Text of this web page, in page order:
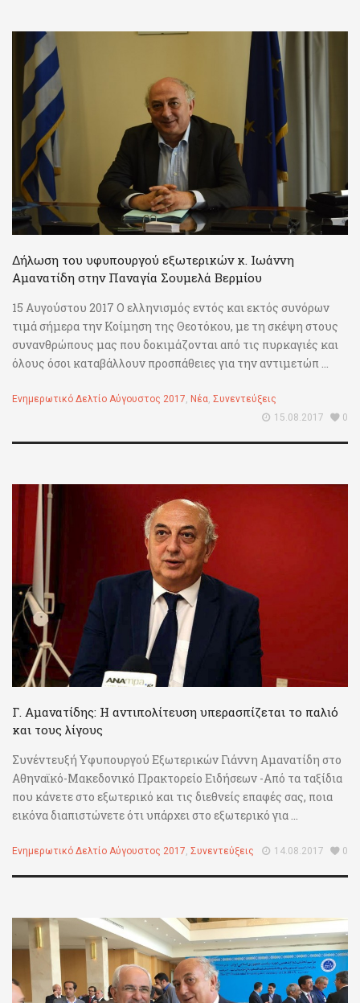
Δήλωση του υφυπουργού εξωτερικών κ. Ιωάννη
Αμανατίδη στην Παναγία Σουμελά Βερμίου
15 Αυγούστου 2017 Ο ελληνισμός εντός και εκτός συνόρων
τιμά σήμερα την Κοίμηση της Θεοτόκου, με τη σκέψη στους
συνανθρώπους μας που δοκιμάζονται από τις πυρκαγιές και
όλους όσοι καταβάλλουν προσπάθειες για την αντιμετώπ ...
Ενημερωτικό Δελτίο Αύγουστος 2017, Νέα, Συνεντεύξεις
15.08.2017
0
Γ. Αμανατίδης: Η αντιπολίτευση υπερασπίζεται το παλιό
και τους λίγους
Συνέντευξή Υφυπουργού Εξωτερικών Γιάννη Αμανατίδη στο
Αθηναϊκό-Μακεδονικό Πρακτορείο Ειδήσεων -Από τα ταξίδια
που κάνετε στο εξωτερικό και τις διεθνείς επαφές σας, ποια
εικόνα διαπιστώνετε ότι υπάρχει στο εξωτερικό για ...
Ενημερωτικό Δελτίο Αύγουστος 2017, Συνεντεύξεις 14.08.2017 0